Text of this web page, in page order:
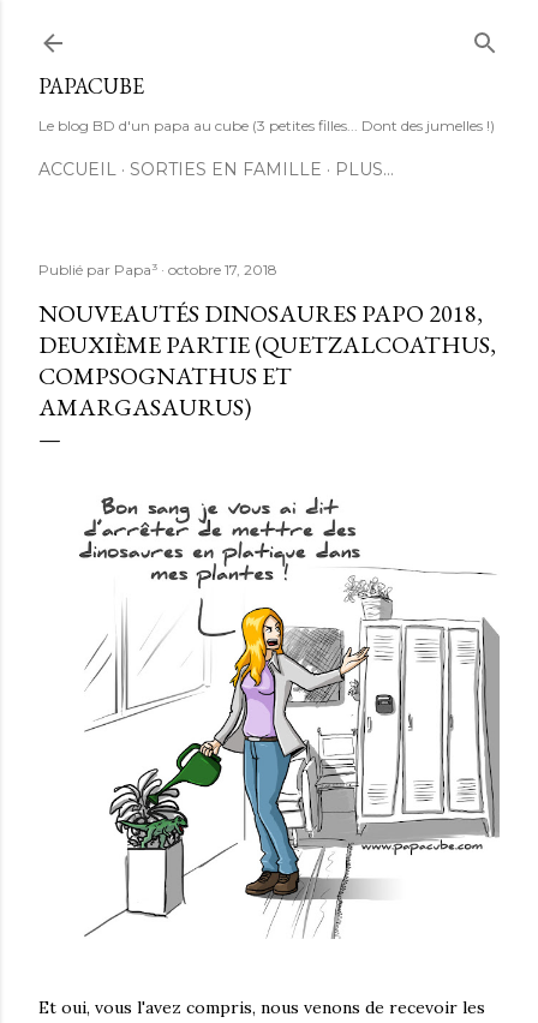
PAPACUBE
Le blog BD d'un papa au cube (3 petites filles... Dont des jumelles !)
ACCUEIL SORTIES EN FAMILLE PLUS…
Publié par Papa³ octobre 17, 2018
NOUVEAUTÉS DINOSAURES PAPO 2018,
DEUXIÈME PARTIE (QUETZALCOATHUS,
COMPSOGNATHUS ET
AMARGASAURUS)
Et oui, vous l'avez compris, nous venons de recevoir les